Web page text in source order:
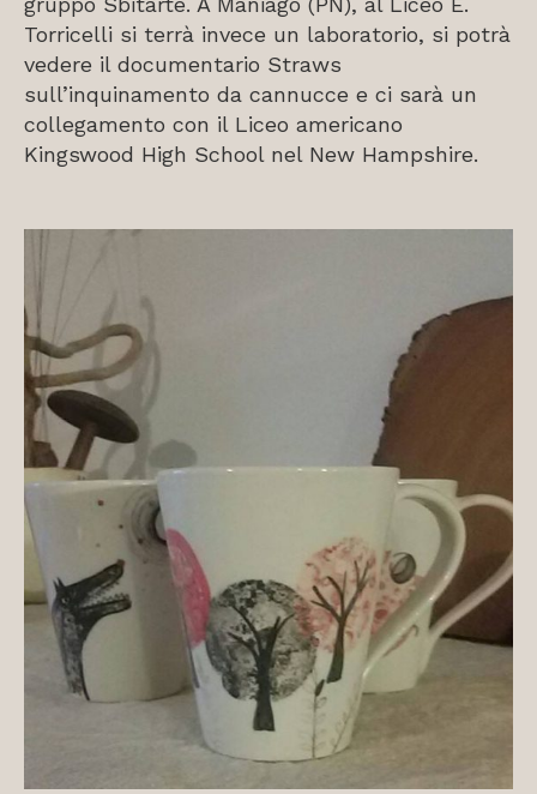
Torricelli si terrà invece un laboratorio, si potrà
vedere il documentario Straws
sull’inquinamento da cannucce e ci sarà un
collegamento con il Liceo americano
Kingswood High School nel New Hampshire.